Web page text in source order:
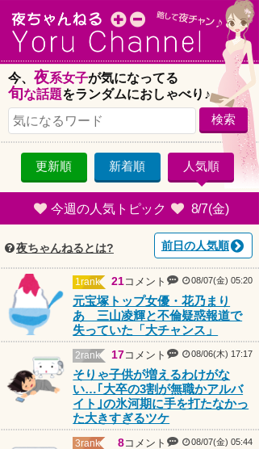
今、 夜系女子が気になってる
旬な話題をランダムにおしゃべり♪
検索
更新順 新着順 人気順
今週の人気トピック 8/7(金)
前日の人気順
夜ちゃんねるとは?
1rank 21 コメント
元宝塚トップ女優・花乃まり
あ 三山凌輝と不倫疑惑報道で
失っていた「大チャンス」
08/07(金) 05:20
2rank 17コメント
そりゃ子供が増えるわけがな
い…｢大卒の3割が無職かアルバ
イト｣の氷河期に手を打たなかっ
た大きすぎるツケ
08/06(木) 17:17
3rank 8コメント 08/07(金) 05:44